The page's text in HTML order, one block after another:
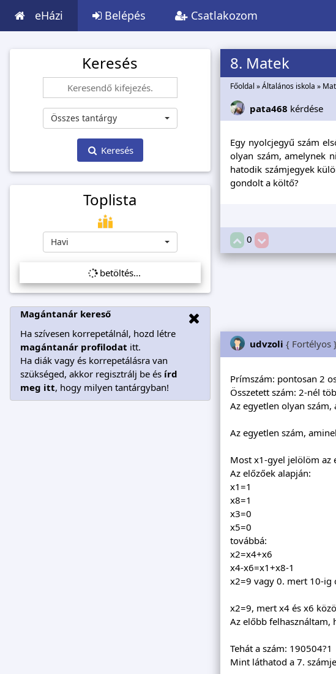
eHázi Belépés Csatlakozom
Keresés
Összes tantárgy
Keresés
Toplista
Havi
betöltés...
Magántanár kereső
Ha szívesen korrepetálnál, hozd létre
magántanár profilodat itt.
Ha diák vagy és korrepetálásra van
szükséged, akkor regisztrálj be és írd
meg itt, hogy milyen tantárgyban!
8. Matek
Főoldal »Általános iskola »
pata468 kérdése
Egy nyolcjegyű szám
olyan szám, amelynek
hatodik számjegyek
gondolt a költő?
0
udvzoli { Fortélyos
Prímszám: pontosan 2
Összetett szám: 2-nél
Az egyetlen olyan szám,
Az egyetlen szám,
Most x1-gyel jelölöm az
Az előzőek alapján:
x1=1
x8=1
x3=0
x5=0
továbbá:
x2=x4+x6
x4-x6=x1+x8-1
x2=9 vagy 0. mert 10-ig
x2=9, mert x4 és x6
Az előbb
Tehát a szám: 190504?1
Mint láthatod a 7.